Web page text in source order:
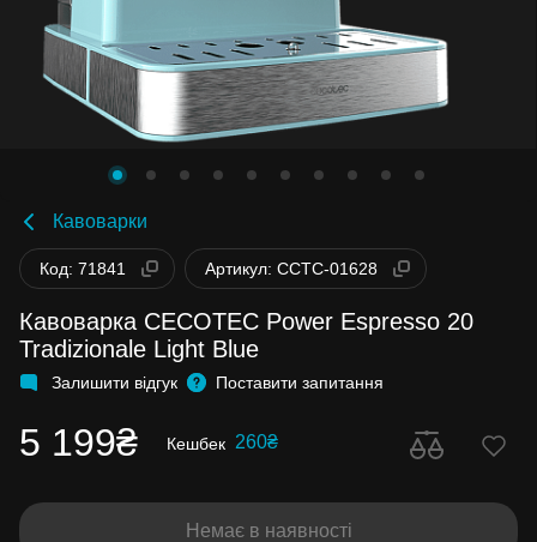
Кавоварки
Код: 71841 Артикул: CCTC-01628
Кавоварка CECOTEC Power Espresso 20
Tradizionale Light Blue
Залишити відгук Поставити запитання
5 199₴ Кешбек 260₴
Немає в наявності